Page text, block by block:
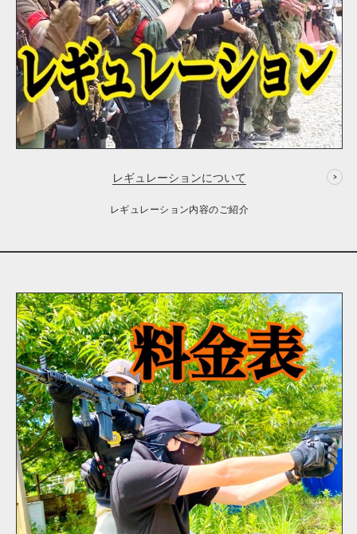
レギュレーションについて
レギュレーション内容のご紹介